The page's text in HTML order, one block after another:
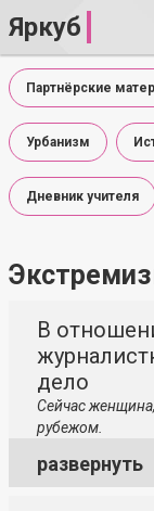
Яркуб
Партнёрские
Урбанизм
Дневник учителя
В
дело
Сейчас
рубежом.
развернуть